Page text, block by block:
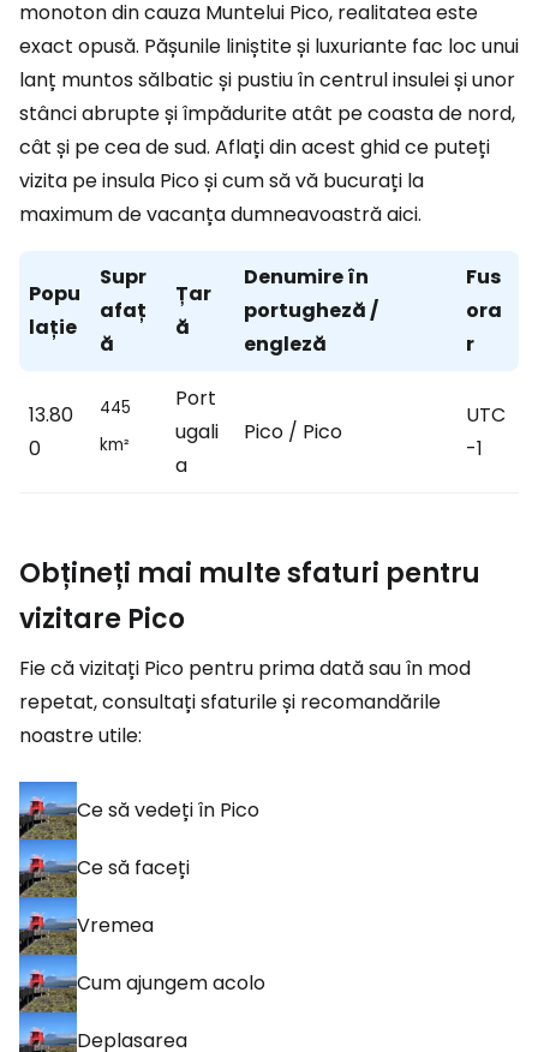
monoton din cauza Muntelui Pico, realitatea este
exact opusă. Pășunile liniștite și luxuriante fac loc unui
lanț muntos sălbatic și pustiu în centrul insulei și unor
stânci abrupte și împădurite atât pe coasta de nord,
cât și pe cea de sud. Aflați din acest ghid ce puteți
vizita pe insula Pico și cum să vă bucurați la
maximum de vacanța dumneavoastră aici.
Popu
lație
Supr
afaț
ă
Țar
ă
Denumire în
portugheză /
engleză
Fus
ora
r
13.80
0
445
km²
Port
ugali
a
Pico / Pico
UTC
-1
Obțineți mai multe sfaturi pentru
vizitare Pico
Fie că vizitați Pico pentru prima dată sau în mod
repetat, consultați sfaturile și recomandările
noastre utile:
Ce să vedeți în Pico
Ce să faceți
Vremea
Cum ajungem acolo
Deplasarea